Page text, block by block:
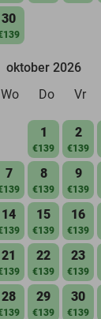
30
oktober 2026
Wo Do Vr
1
€139
2
€139
7 8
€139
9
€139
14 15
€139
16
€139
21 22
€139
23
€139
28 29
€139
30
€139